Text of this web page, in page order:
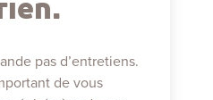
pas d’entretiens.
de vous